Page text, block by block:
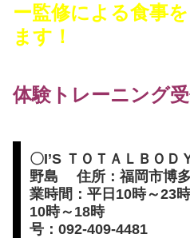
ー監修による食事
ます！
体験トレーニング受
〇I’S ＴＯＴＡＬＢＯ
野島 住所：福岡市博
業時間：平日10
10時～18時 駐
号：092-409-4481